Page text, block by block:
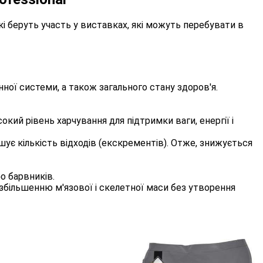
беруть участь у виставках, які можуть перебувати в
системи, а також загального стану здоров'я.
рівень харчування для підтримки ваги, енергії і
кількість відходів (екскрементів). Отже, знижується
барвників.
м'язової і скелетної маси без утворення